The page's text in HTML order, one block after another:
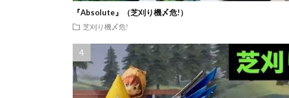
『Absolute』（芝刈り機〆危!）
芝刈り機〆危!